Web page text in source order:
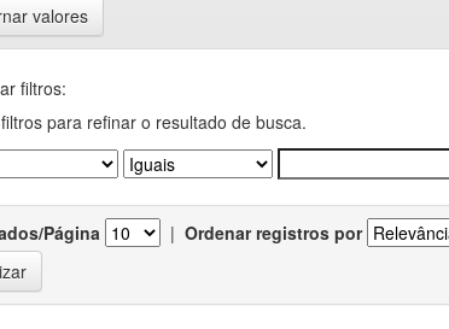
valores
filtros:
para refinar o resultado de busca.
Página | Ordenar registros por